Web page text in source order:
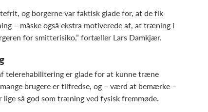
og borgerne var faktisk glade for, at de fik
– måske også ekstra motiverede af, at træning i
for smitterisiko,” fortæller Lars Damkjær.
telerehabilitering er glade for at kunne træne
brugere er tilfredse, og – værd at bemærke –
så god som træning ved fysisk fremmøde.